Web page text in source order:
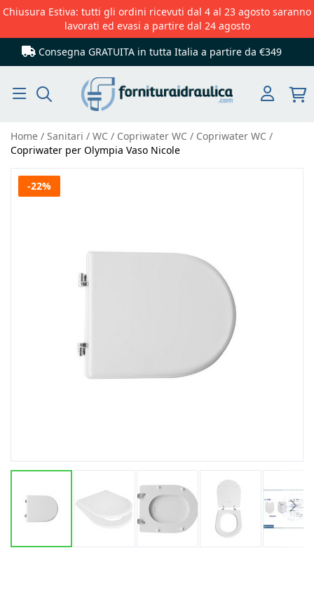
Chiusura Estiva: tutti gli ordini ricevuti dal 4 al 23 agosto saranno
lavorati ed evasi a partire dal 24 agosto
Consegna GRATUITA in tutta Italia a partire da €349
Home Sanitari WC Copriwater WC
Copriwater WC
Copriwater per Olympia Vaso Nicole
Vai
-22%